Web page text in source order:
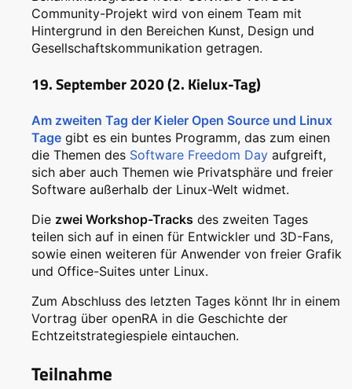
Community-Projekt wird von einem Team mit
Hintergrund in den Bereichen Kunst, Design und
Gesellschaftskommunikation getragen.
19. September 2020 (2. Kielux-Tag)
Am zweiten Tag der Kieler Open Source und Linux
Tage gibt es ein buntes Programm, das zum einen
die Themen des Software Freedom Day aufgreift,
sich aber auch Themen wie Privatsphäre und freier
Software außerhalb der Linux-Welt widmet.
Die zwei Workshop-Tracks des zweiten Tages
teilen sich auf in einen für Entwickler und 3D-Fans,
sowie einen weiteren für Anwender von freier Grafik
und Office-Suites unter Linux.
Zum Abschluss des letzten Tages könnt Ihr in einem
Vortrag über openRA in die Geschichte der
Echtzeitstrategiespiele eintauchen.
Teilnahme